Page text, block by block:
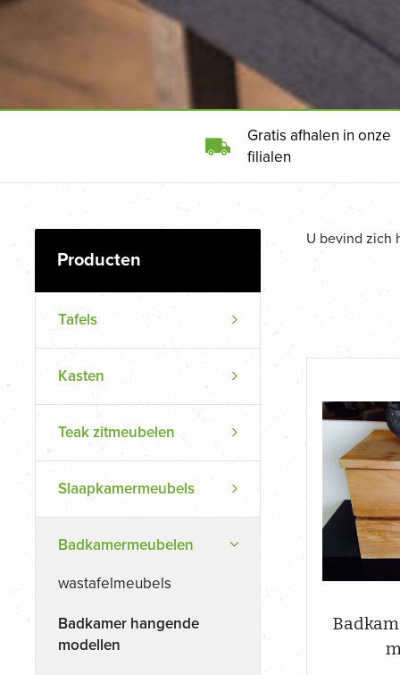
Gratis afhalen in onze
filialen
Tafels
Kasten
Teak zitmeubelen
Slaapkamermeubels
Badkamermeubelen
wastafelmeubels
Badkamer hangende
modellen
U bevind zich